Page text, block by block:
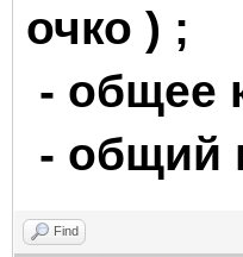
очко ) ;
- общее
- общий
Find